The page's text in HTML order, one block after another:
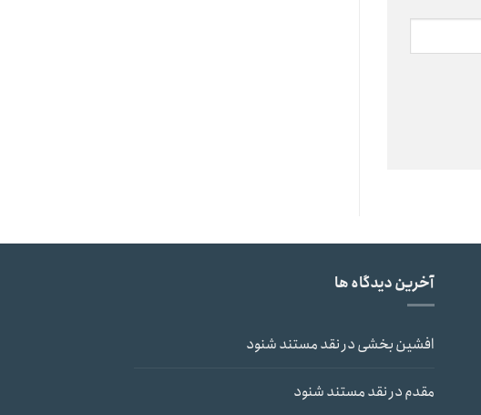
آخرین دیدگاه ها
افشین بخشیدرنقد مستند شنود
مقدمدرنقد مستند شنود